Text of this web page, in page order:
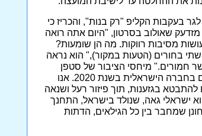
בעקבות הקליפ "רק בנות", והכריז כי
שאולוב בסרטון, "היום אתה רואה
מסיבות רווקות. מה הן שומעות?
בחורים (הטעות במקור)," הוא נראה
חמורים." מיחסי הציבור של סטפן
מסרו: 'לאמירות מסוג זה אין שום מקום בחברה הישראלית בשנת 2020. אנו
בגזענות, תוך פיזור רעל ושנאה
ישראלי גאה, שנולד בישראל, התחנך
שמחבר בין כל הגילאים, הדתות